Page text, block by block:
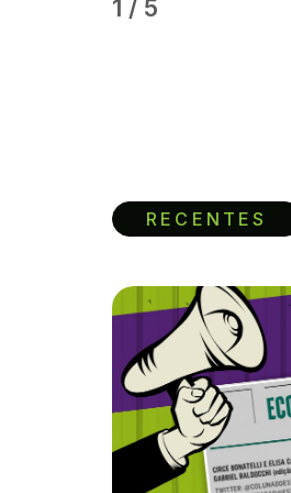
1 / 5
RECENTES